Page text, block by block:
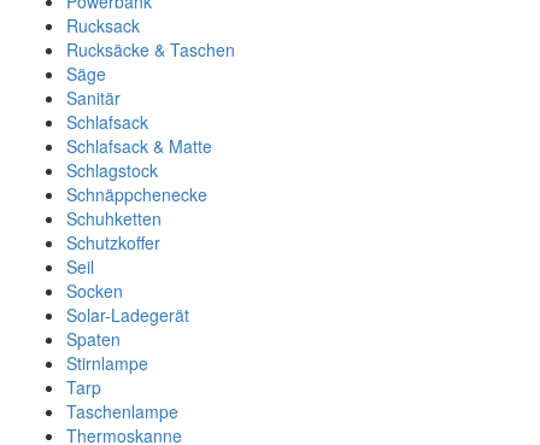
Rucksack
Rucksäcke & Taschen
Säge
Sanitär
Schlafsack
Schlafsack & Matte
Schlagstock
Schnäppchenecke
Schuhketten
Schutzkoffer
Seil
Socken
Solar-Ladegerät
Spaten
Stirnlampe
Tarp
Taschenlampe
Thermoskanne